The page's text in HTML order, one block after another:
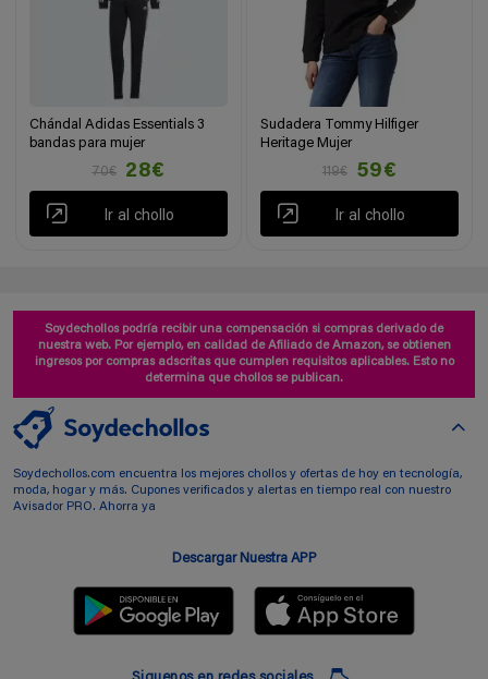
Chándal Adidas Essentials 3
bandas para mujer
70€
28€
Ir al chollo
Sudadera Tommy Hilfiger
Heritage Mujer
119€
59€
Ir al chollo
Soydechollos podría recibir una compensación si compras derivado de
nuestra web. Por ejemplo, en calidad de Afiliado de Amazon, se obtienen
ingresos por compras adscritas que cumplen requisitos aplicables. Esto no
determina que chollos se publican.
Soydechollos.com encuentra los mejores chollos y ofertas de hoy en tecnología,
moda, hogar y más. Cupones verificados y alertas en tiempo real con nuestro
Avisador PRO. Ahorra ya
Descargar Nuestra APP